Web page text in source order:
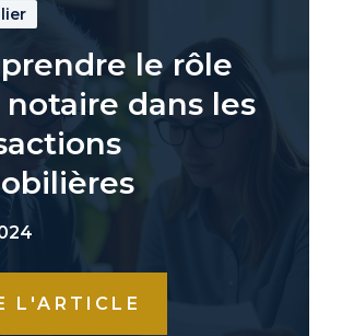
le rôle
notaire dans les
L'ARTICLE